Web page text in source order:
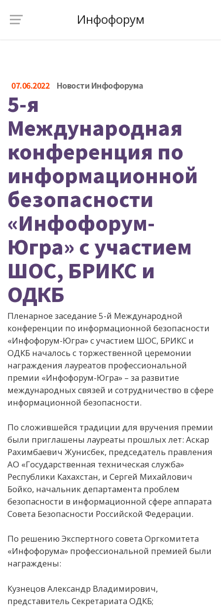
Инфофорум
07.06.2022 Новости Инфофорума
5-я
Международная
конференция по
информационной
безопасности
«Инфофорум-
Югра» с участием
ШОС, БРИКС и
ОДКБ
Пленарное заседание 5-й Международной
конференции по информационной безопасности
«Инфофорум-Югра» с участием ШОС, БРИКС и
ОДКБ началось с торжественной церемонии
награждения лауреатов профессиональной
премии «Инфофорум-Югра» – за развитие
международных связей и сотрудничество в сфере
информационной безопасности.
По сложившейся традиции для вручения премии
были приглашены лауреаты прошлых лет: Аскар
Рахимбаевич Жунисбек, председатель правления
АО «Государственная техническая служба»
Республики Кахахстан, и Сергей Михайлович
Бойко, начальник департамента проблем
безопасности в информационной сфере аппарата
Совета Безопасности Российской Федерации.
По решению Экспертного совета Оргкомитета
«Инфофорума» профессиональной премией были
награждены:
Кузнецов Александр Владимирович,
представитель Секретариата ОДКБ;